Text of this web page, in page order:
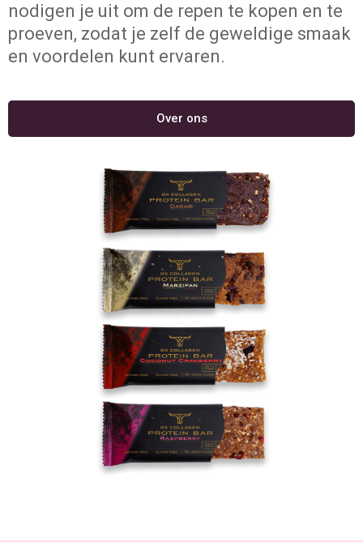
nodigen je uit om de repen te kopen en te
proeven, zodat je zelf de geweldige smaak
en voordelen kunt ervaren.
Over ons